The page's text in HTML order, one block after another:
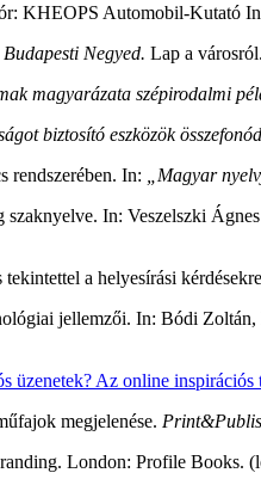
KHEOPS Automobil-Kutató
Budapesti Negyed. Lap a
magyarázata szépirodalmi
biztosító eszközök
rendszerében. In:
„Magyar
In: Veszelszki
a helyesírási
jellemzői. In: Bódi
üzenetek? Az online inspirációs
megjelenése.
London: Profile Books.